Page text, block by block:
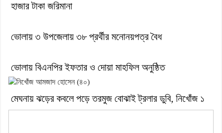
হাজার টাকা জরিমানা
ভোলায় ৩ উপজেলায় ৩৮ প্রর্থীর মনোনয়পত্র বৈধ
ভোলায় বিএনপির ইফতার ও দোয়া মাহফিল অনুষ্ঠিত
মেঘনায় ঝড়ের কবলে পড়ে তরমুজ বোঝাই ট্রলার ডুবি, নিখোঁজ ১